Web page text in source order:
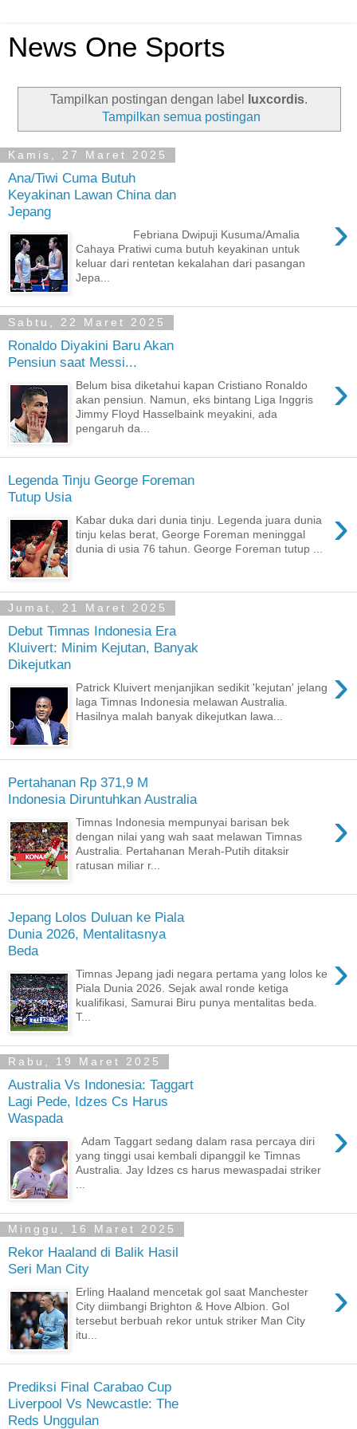
News One Sports
Tampilkan postingan dengan label luxcordis.
Tampilkan semua postingan
Kamis, 27 Maret 2025
Ana/Tiwi Cuma Butuh
Keyakinan Lawan China dan
Jepang
›
Febriana Dwipuji Kusuma/Amalia
Cahaya Pratiwi cuma butuh keyakinan untuk
keluar dari rentetan kekalahan dari pasangan
Jepa...
Sabtu, 22 Maret 2025
Ronaldo Diyakini Baru Akan
Pensiun saat Messi...
›
Belum bisa diketahui kapan Cristiano Ronaldo
akan pensiun. Namun, eks bintang Liga Inggris
Jimmy Floyd Hasselbaink meyakini, ada
pengaruh da...
Legenda Tinju George Foreman
Tutup Usia
›
Kabar duka dari dunia tinju. Legenda juara dunia
tinju kelas berat, George Foreman meninggal
dunia di usia 76 tahun. George Foreman tutup ...
Jumat, 21 Maret 2025
Debut Timnas Indonesia Era
Kluivert: Minim Kejutan, Banyak
Dikejutkan
›
Patrick Kluivert menjanjikan sedikit 'kejutan' jelang
laga Timnas Indonesia melawan Australia.
Hasilnya malah banyak dikejutkan lawa...
Pertahanan Rp 371,9 M
Indonesia Diruntuhkan Australia
›
Timnas Indonesia mempunyai barisan bek
dengan nilai yang wah saat melawan Timnas
Australia. Pertahanan Merah-Putih ditaksir
ratusan miliar r...
Jepang Lolos Duluan ke Piala
Dunia 2026, Mentalitasnya
Beda
›
Timnas Jepang jadi negara pertama yang lolos ke
Piala Dunia 2026. Sejak awal ronde ketiga
kualifikasi, Samurai Biru punya mentalitas beda.
T...
Rabu, 19 Maret 2025
Australia Vs Indonesia: Taggart
Lagi Pede, Idzes Cs Harus
Waspada
›
Adam Taggart sedang dalam rasa percaya diri
yang tinggi usai kembali dipanggil ke Timnas
Australia. Jay Idzes cs harus mewaspadai striker
Minggu, 16 Maret 2025
Rekor Haaland di Balik Hasil
Seri Man City
›
Erling Haaland mencetak gol saat Manchester
City diimbangi Brighton & Hove Albion. Gol
tersebut berbuah rekor untuk striker Man City
itu...
Prediksi Final Carabao Cup
Liverpool Vs Newcastle: The
Reds Unggulan